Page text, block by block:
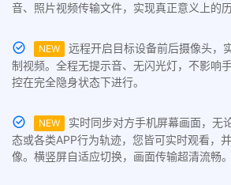
音、照片视频传输文件，实现真正意义上的历
NEW
远程开启目标设备前后摄像头，
制视频。全程无提示音、无闪光灯，不影响
控在完全隐身状态下进行。
NEW
实时同步对方手机屏幕画面，无
态或各类APP行为轨迹，您皆可实时观看，
像。横竖屏自适应切换，画面传输超清流畅。